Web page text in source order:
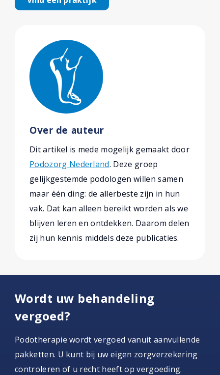
Over de auteur
Dit artikel is mede mogelijk gemaakt door
Podozorg Nederland. Deze groep
gelijkgestemde podologen willen samen
maar één ding: de allerbeste zijn in hun
vak. Dat kan alleen bereikt worden als we
blijven leren en ontdekken. Daarom delen
zij hun kennis middels deze publicaties.
Wordt uw behandeling
vergoed?
Podotherapie wordt vergoed vanuit aanvullende
pakketten. U kunt bij uw eigen zorgverzekering
controleren of u recht heeft op vergoeding.